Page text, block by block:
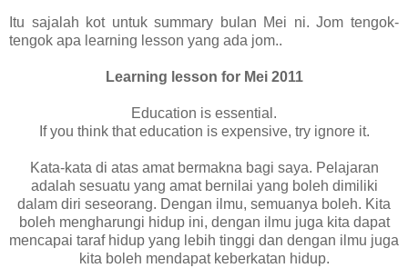
Itu sajalah kot untuk summary bulan Mei ni. Jom tengok-
tengok apa learning lesson yang ada jom..
Learning lesson for Mei 2011
Education is essential.
If you think that education is expensive, try ignore it.
Kata-kata di atas amat bermakna bagi saya. Pelajaran
adalah sesuatu yang amat bernilai yang boleh dimiliki
dalam diri seseorang. Dengan ilmu, semuanya boleh. Kita
boleh mengharungi hidup ini, dengan ilmu juga kita dapat
mencapai taraf hidup yang lebih tinggi dan dengan ilmu juga
kita boleh mendapat keberkatan hidup.